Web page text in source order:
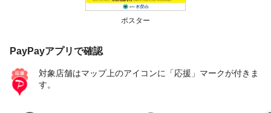
ポスター
PayPayアプリで確認
対象店舗はマップ上のアイコンに「応援」マークが付きま
す。